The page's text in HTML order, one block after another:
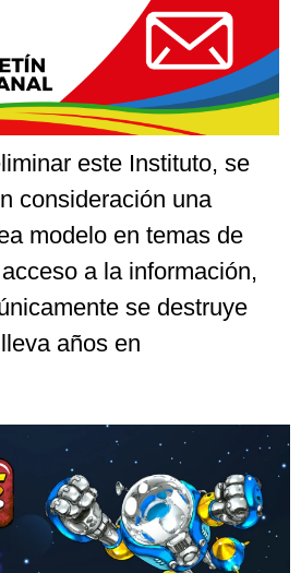
este Instituto, se
consideración una
modelo en temas de
a la información,
se destruye
años en